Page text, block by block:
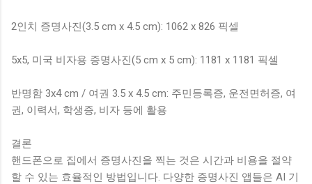
2인치 증명사진(3.5 cm x 4.5 cm): 1062 x 826 픽셀
5x5, 미국 비자용 증명사진(5 cm x 5 cm): 1181 x 1181 픽셀
반명함 3x4 cm / 여권 3.5 x 4.5 cm: 주민등록증, 운전면허증, 여
권, 이력서, 학생증, 비자 등에 활용
결론
핸드폰으로 집에서 증명사진을 찍는 것은 시간과 비용을 절약
할 수 있는 효율적인 방법입니다. 다양한 증명사진 앱들은 AI 기